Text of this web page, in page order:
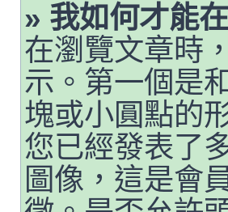
» 我如何才能
在瀏覽文章時
示。第一個是
塊或小圓點的
您已經發表了
圖像，這是會